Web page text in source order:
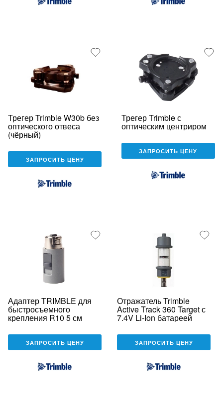
Трегер Trimble W30b без
оптического отвеса
(чёрный)
ЗАПРОСИТЬ ЦЕНУ
Трегер Trimble с
оптическим центриром
ЗАПРОСИТЬ ЦЕНУ
Адаптер TRIMBLE для
быстросъемного
крепления R10 5 см
ЗАПРОСИТЬ ЦЕНУ
Отражатель Trimble
Active Track 360 Target с
7.4V Li-Ion батареей
ЗАПРОСИТЬ ЦЕНУ